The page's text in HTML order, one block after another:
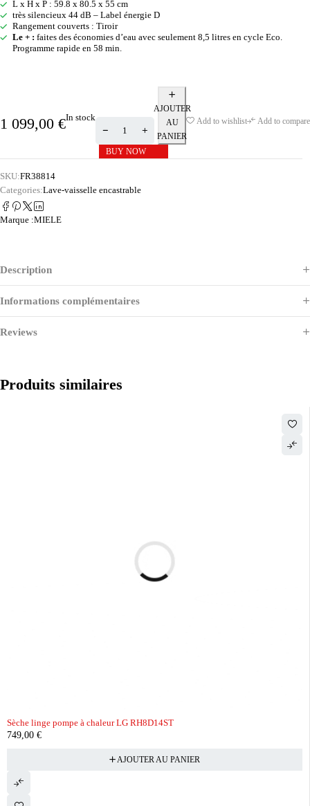
L x H x P : 59.8 x 80.5 x 55 cm
très silencieux 44 dB – Label énergie D
Rangement couverts : Tiroir
Le + : faites des économies d’eau avec seulement 8,5 litres en cycle Eco.
Programme rapide en 58 min.
1 099,00 €In stock
AJOUTER
AU
PANIER
BUY NOW
Add to wishlist Add to compare
SKU:FR38814
Categories:Lave-vaisselle encastrable
Marque :MIELE
Description
Informations complémentaires
Reviews
Produits similaires
Sèche linge pompe à chaleur LG RH8D14ST
749,00 €
AJOUTER AU PANIER